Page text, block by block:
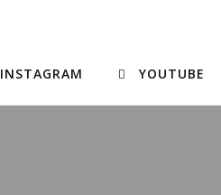
INSTAGRAM YOUTUBE